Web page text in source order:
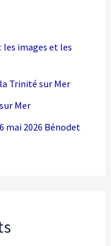
les images et les
Trinité sur Mer
Mer
mai 2026 Bénodet